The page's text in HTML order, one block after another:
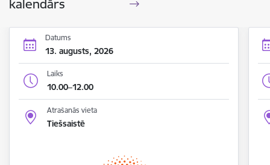
kalendārs
Datums
13. augusts, 2026
Laiks
10.00–12.00
Atrašanās vieta
Tiešsaistē